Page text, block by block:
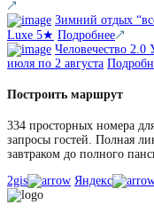
Зимний отдых
Luxe 5★ Подробнее
Человечество 2.0
июля по 2 августа
Построить маршрут
334 просторных номера
запросы гостей. Полная
завтраком до полного
2gis
Яндекс